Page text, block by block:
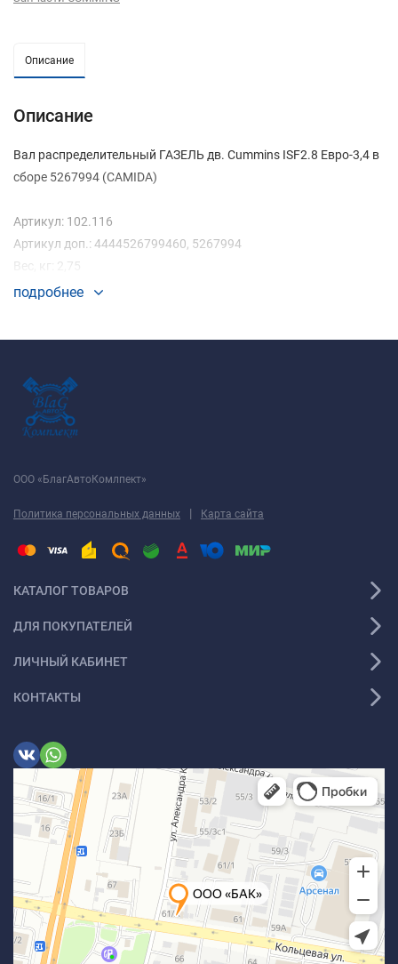
Описание
Описание
Вал распределительный ГАЗЕЛЬ дв. Cummins ISF2.8 Евро-3,4 в
сборе 5267994 (CAMIDA)
Артикул: 102.116
Артикул доп.: 4444526799460, 5267994
Вес, кг: 2,75
подробнее
ООО «БлагАвтоКомлпект»
Политика персональных данных | Карта сайта
КАТАЛОГ ТОВАРОВ
ДЛЯ ПОКУПАТЕЛЕЙ
ЛИЧНЫЙ КАБИНЕТ
КОНТАКТЫ